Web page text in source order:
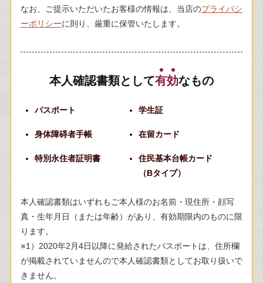
なお、ご提示いただいたお客様の情報は、当店のプライバシ
ーポリシーに則り、厳重に保管いたします。
本人確認書類として有効なもの
パスポート 学生証
身体障碍者手帳 在留カード
特別永住者証明書
住民基本台帳カード
（Bタイプ）
本人確認書類はいずれもご本人様のお名前・現住所・顔写
真・生年月日（または年齢）があり、有効期限内のものに限
ります。
※1）2020年2月4日以降に発給されたパスポートは、住所欄
が掲載されていませんので本人確認書類としてお取り扱いで
きません。